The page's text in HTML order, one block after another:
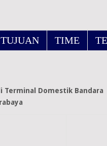
TUJUAN TIME
Terminal Domestik Bandara